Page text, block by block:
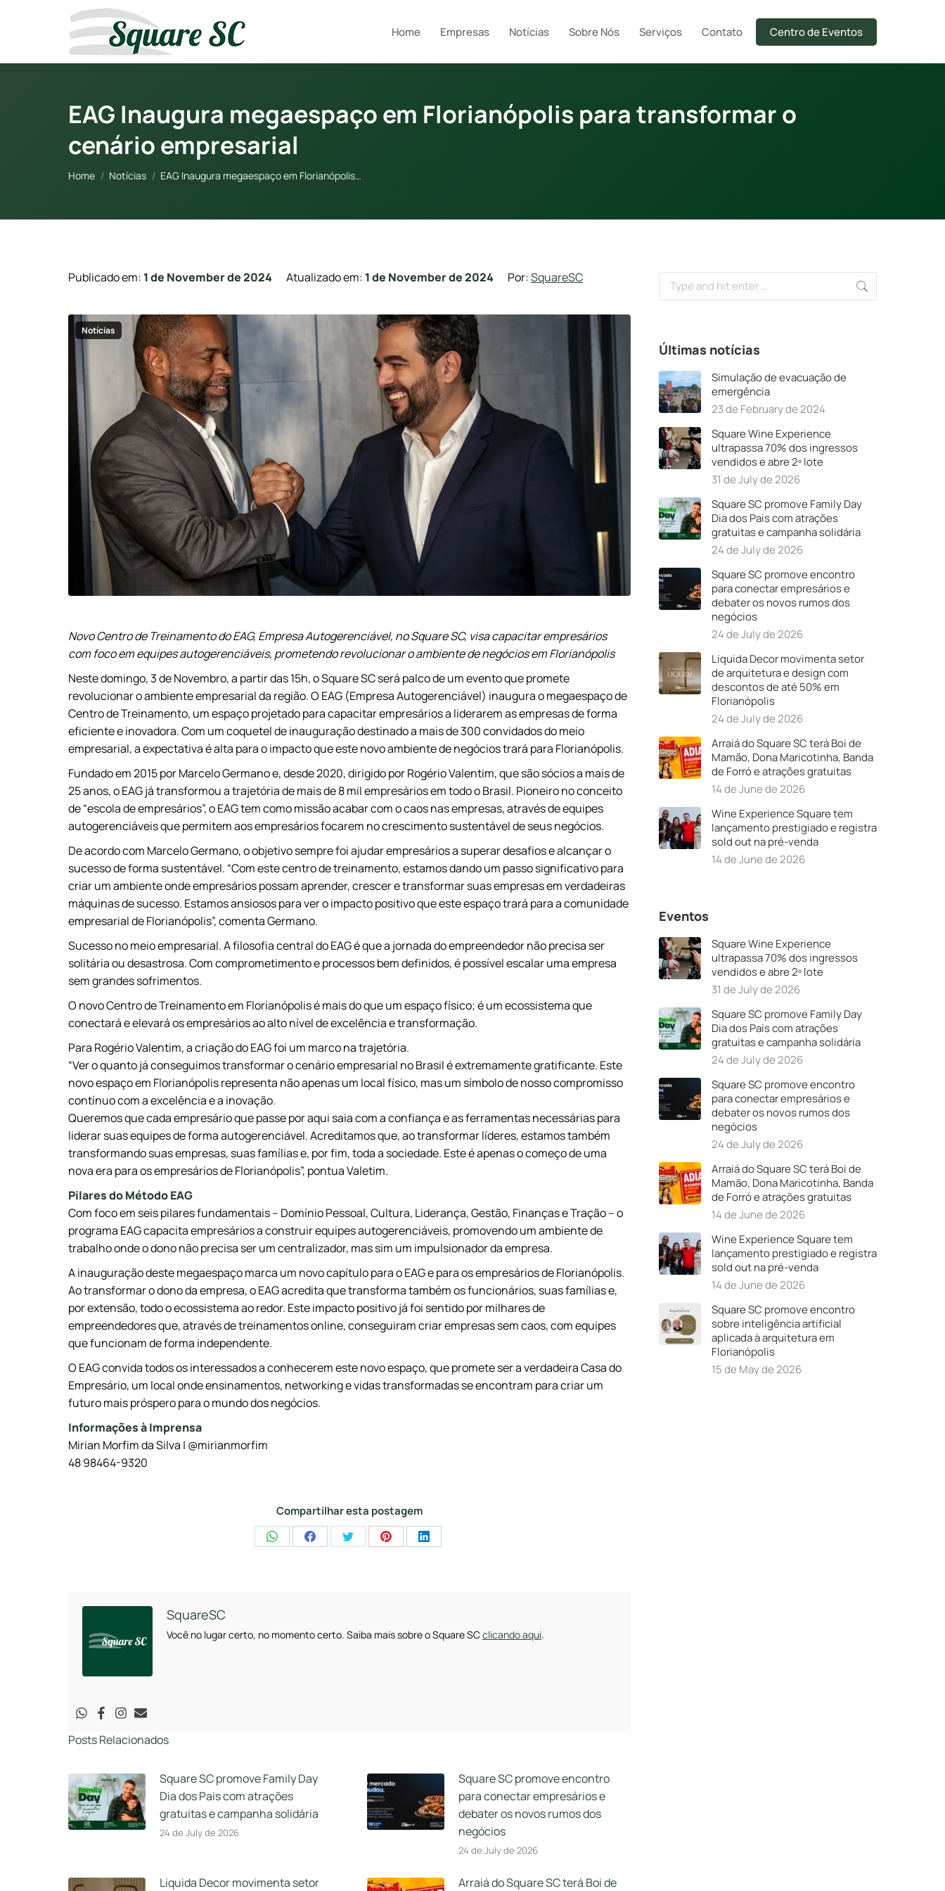
Home Empresas Notícias Sobre Nós Serviços Contato Centro de Eventos
EAG Inaugura megaespaço em Florianópolis para transformar o
cenário empresarial
You are here:
Home Notícias EAG Inaugura megaespaço em Florianópolis…
Publicado em: 1 de November de 2024 Atualizado em: 1 de November de 2024 Por:SquareSC
Notícias
Novo Centro de Treinamento do EAG, Empresa Autogerenciável, no Square SC, visa capacitar empresários
com foco em equipes autogerenciáveis, prometendo revolucionar o ambiente de negócios em Florianópolis
Neste domingo, 3 de Novembro, a partir das 15h, o Square SC será palco de um evento que promete
revolucionar o ambiente empresarial da região. O EAG (Empresa Autogerenciável) inaugura o megaespaço de
Centro de Treinamento, um espaço projetado para capacitar empresários a liderarem as empresas de forma
eficiente e inovadora. Com um coquetel de inauguração destinado a mais de 300 convidados do meio
empresarial, a expectativa é alta para o impacto que este novo ambiente de negócios trará para Florianópolis.
Fundado em 2015 por Marcelo Germano e, desde 2020, dirigido por Rogério Valentim, que são sócios a mais de
25 anos, o EAG já transformou a trajetória de mais de 8 mil empresários em todo o Brasil. Pioneiro no conceito
de “escola de empresários”, o EAG tem como missão acabar com o caos nas empresas, através de equipes
autogerenciáveis que permitem aos empresários focarem no crescimento sustentável de seus negócios.
De acordo com Marcelo Germano, o objetivo sempre foi ajudar empresários a superar desafios e alcançar o
sucesso de forma sustentável. “Com este centro de treinamento, estamos dando um passo significativo para
criar um ambiente onde empresários possam aprender, crescer e transformar suas empresas em verdadeiras
máquinas de sucesso. Estamos ansiosos para ver o impacto positivo que este espaço trará para a comunidade
empresarial de Florianópolis”, comenta Germano.
Sucesso no meio empresarial. A filosofia central do EAG é que a jornada do empreendedor não precisa ser
solitária ou desastrosa. Com comprometimento e processos bem definidos, é possível escalar uma empresa
sem grandes sofrimentos.
O novo Centro de Treinamento em Florianópolis é mais do que um espaço físico; é um ecossistema que
conectará e elevará os empresários ao alto nível de excelência e transformação.
Para Rogério Valentim, a criação do EAG foi um marco na trajetória.
“Ver o quanto já conseguimos transformar o cenário empresarial no Brasil é extremamente gratificante. Este
novo espaço em Florianópolis representa não apenas um local físico, mas um símbolo de nosso compromisso
contínuo com a excelência e a inovação.
Queremos que cada empresário que passe por aqui saia com a confiança e as ferramentas necessárias para
liderar suas equipes de forma autogerenciável. Acreditamos que, ao transformar líderes, estamos também
transformando suas empresas, suas famílias e, por fim, toda a sociedade. Este é apenas o começo de uma
nova era para os empresários de Florianópolis”, pontua Valetim.
Pilares do Método EAG
Com foco em seis pilares fundamentais – Domínio Pessoal, Cultura, Liderança, Gestão, Finanças e Tração – o
programa EAG capacita empresários a construir equipes autogerenciáveis, promovendo um ambiente de
trabalho onde o dono não precisa ser um centralizador, mas sim um impulsionador da empresa.
A inauguração deste megaespaço marca um novo capítulo para o EAG e para os empresários de Florianópolis.
Ao transformar o dono da empresa, o EAG acredita que transforma também os funcionários, suas famílias e,
por extensão, todo o ecossistema ao redor. Este impacto positivo já foi sentido por milhares de
empreendedores que, através de treinamentos online, conseguiram criar empresas sem caos, com equipes
que funcionam de forma independente.
O EAG convida todos os interessados a conhecerem este novo espaço, que promete ser a verdadeira Casa do
Empresário, um local onde ensinamentos, networking e vidas transformadas se encontram para criar um
futuro mais próspero para o mundo dos negócios.
Informações à Imprensa
Mirian Morfim da Silva | @mirianmorfim
48 98464-9320
Compartilhar esta postagem
Share Share Share Share Share
SquareSC
Você no lugar certo, no momento certo. Saiba mais sobre o Square SCclicando aqui.
Posts Relacionados
Square SC promove Family Day
Dia dos Pais com atrações
gratuitas e campanha solidária
24 de July de 2026
Square SC promove encontro
para conectar empresários e
debater os novos rumos dos
negócios
24 de July de 2026
Liquida Decor movimenta setor
Arraiá do Square SC terá Boi de
Últimas notícias
Simulação de evacuação de
emergência
23 de February de 2024
Square Wine Experience
ultrapassa 70% dos ingressos
vendidos e abre 2º lote
31 de July de 2026
Square SC promove Family Day
Dia dos Pais com atrações
gratuitas e campanha solidária
24 de July de 2026
Square SC promove encontro
para conectar empresários e
debater os novos rumos dos
negócios
24 de July de 2026
Liquida Decor movimenta setor
de arquitetura e design com
descontos de até 50% em
Florianópolis
24 de July de 2026
Arraiá do Square SC terá Boi de
Mamão, Dona Maricotinha, Banda
de Forró e atrações gratuitas
14 de June de 2026
Wine Experience Square tem
lançamento prestigiado e registra
sold out na pré-venda
14 de June de 2026
Eventos
Square Wine Experience
ultrapassa 70% dos ingressos
vendidos e abre 2º lote
31 de July de 2026
Square SC promove Family Day
Dia dos Pais com atrações
gratuitas e campanha solidária
24 de July de 2026
Square SC promove encontro
para conectar empresários e
debater os novos rumos dos
negócios
24 de July de 2026
Arraiá do Square SC terá Boi de
Mamão, Dona Maricotinha, Banda
de Forró e atrações gratuitas
14 de June de 2026
Wine Experience Square tem
lançamento prestigiado e registra
sold out na pré-venda
14 de June de 2026
Square SC promove encontro
sobre inteligência artificial
aplicada à arquitetura em
Florianópolis
15 de May de 2026